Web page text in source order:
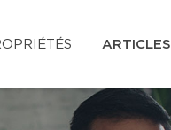
ARTICLES